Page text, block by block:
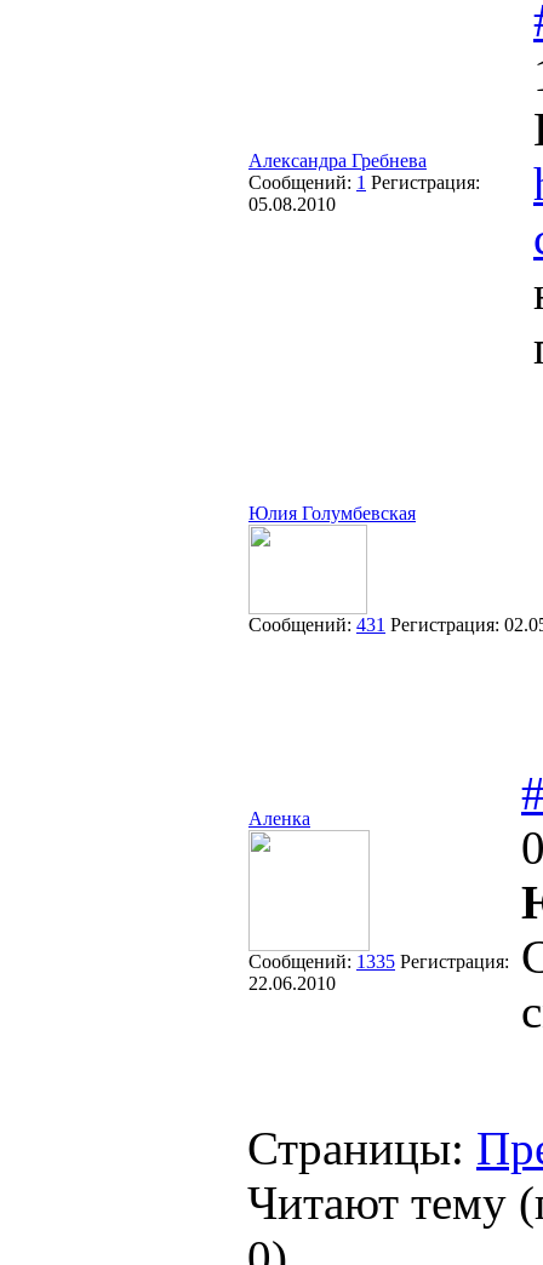
Александра Гребнева
Сообщений: 1 Регистрация:
05.08.2010
Юлия Голумбевская
Сообщений: 431 Регистрация:
Аленка
Сообщений: 1335 Регистрация:
22.06.2010
Страницы:
Читают тему